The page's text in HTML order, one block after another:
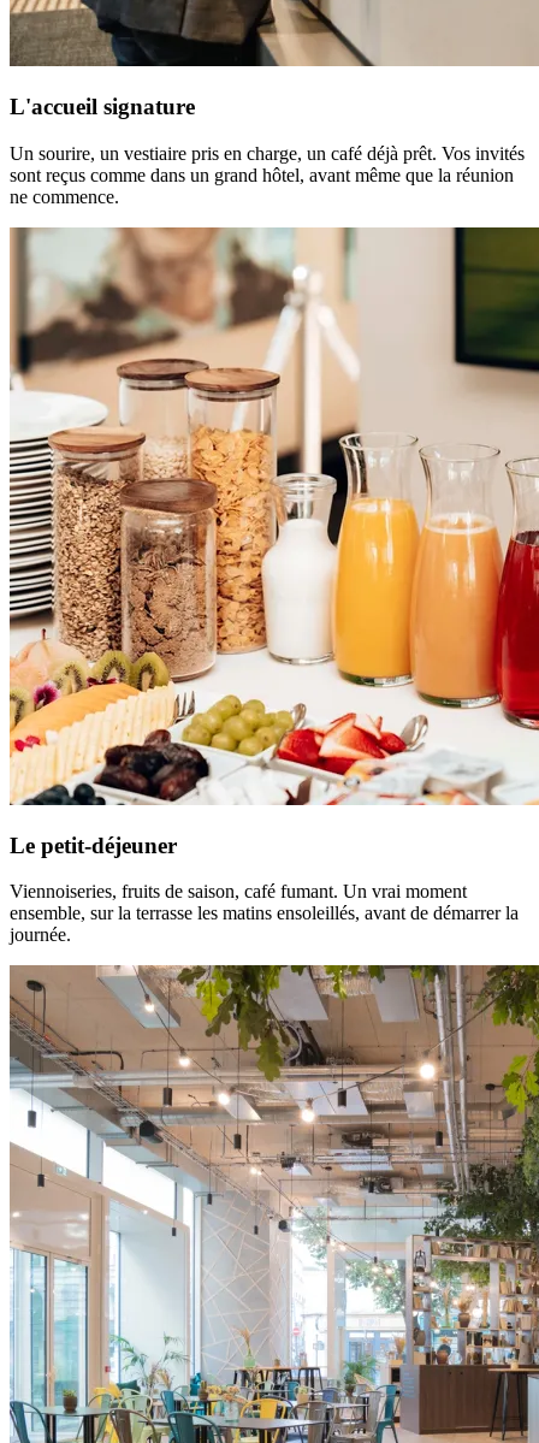
L'accueil signature
Un sourire, un vestiaire pris en charge, un café déjà prêt. Vos invités
sont reçus comme dans un grand hôtel, avant même que la réunion
ne commence.
Le petit-déjeuner
Viennoiseries, fruits de saison, café fumant. Un vrai moment
ensemble, sur la terrasse les matins ensoleillés, avant de démarrer la
journée.